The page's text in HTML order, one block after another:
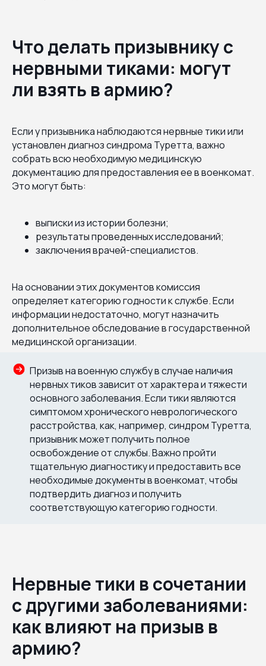
Что делать призывнику с
нервными тиками: могут
ли взять в армию?
Если у призывника наблюдаются нервные тики или
установлен диагноз синдрома Туретта, важно
собрать всю необходимую медицинскую
документацию для предоставления ее в военкомат.
Это могут быть:
выписки из истории болезни;
результаты проведенных исследований;
заключения врачей-специалистов.
На основании этих документов комиссия
определяет категорию годности к службе. Если
информации недостаточно, могут назначить
дополнительное обследование в государственной
медицинской организации.
Призыв на военную службу в случае наличия
нервных тиков зависит от характера и тяжести
основного заболевания. Если тики являются
симптомом хронического неврологического
расстройства, как, например, синдром Туретта,
призывник может получить полное
освобождение от службы. Важно пройти
тщательную диагностику и предоставить все
необходимые документы в военкомат, чтобы
подтвердить диагноз и получить
соответствующую категорию годности.
Нервные тики в сочетании
с другими заболеваниями:
как влияют на призыв в
армию?